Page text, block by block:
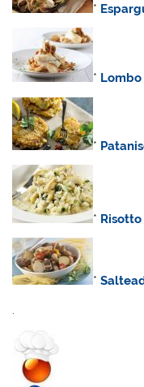
*
*
*
*
*
.